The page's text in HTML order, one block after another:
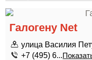
Галогену Net
улица Василия
+7 (495) 6...